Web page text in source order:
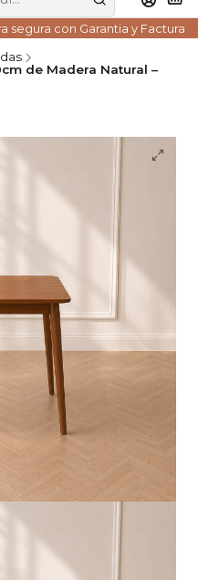
segura con Garantia y Factura
de Madera Natural –